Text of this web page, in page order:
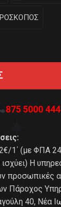
875 5000 444
1΄ (με ΦΠΑ
Η
προσωπικές
Πάροχος
40, Νέα